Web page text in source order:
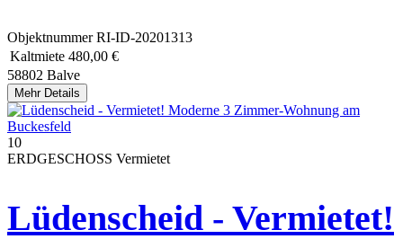
Objektnummer RI-ID-20201313
Kaltmiete 480,00 €
58802 Balve
Mehr Details
10
ERDGESCHOSS Vermietet
Lüdenscheid - Vermietet!